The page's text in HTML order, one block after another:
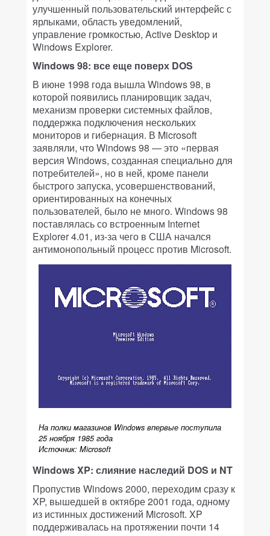
улучшенный пользовательский интерфейс с
ярлыками, область уведомлений,
управление громкостью, Active Desktop и
Windows Explorer.
Windows 98: все еще поверх DOS
В июне 1998 года вышла Windows 98, в
которой появились планировщик задач,
механизм проверки системных файлов,
поддержка подключения нескольких
мониторов и гибернация. В Microsoft
заявляли, что Windows 98 — это «первая
версия Windows, созданная специально для
потребителей», но в ней, кроме панели
быстрого запуска, усовершенствований,
ориентированных на конечных
пользователей, было не много. Windows 98
поставлялась со встроенным Internet
Explorer 4.01, из-за чего в США начался
антимонопольный процесс против Microsoft.
На полки магазинов Windows впервые поступила
25 ноября 1985 года
Источник: Microsoft
Windows XP: слияние наследий DOS и NT
Пропустив Windows 2000, переходим сразу к
XP, вышедшей в октябре 2001 года, одному
из истинных достижений Microsoft. XP
поддерживалась на протяжении почти 14